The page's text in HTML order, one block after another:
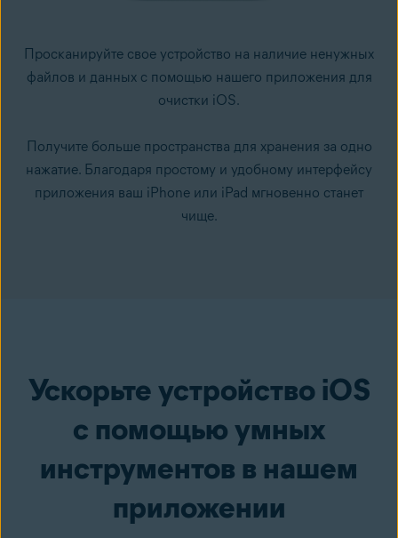
Просканируйте свое устройство на наличие ненужных
файлов и данных с помощью нашего приложения для
очистки iOS.
Получите больше пространства для хранения за одно
нажатие. Благодаря простому и удобному интерфейсу
приложения ваш iPhone или iPad мгновенно станет
чище.
Ускорьте устройство iOS
с помощью умных
инструментов в нашем
приложении